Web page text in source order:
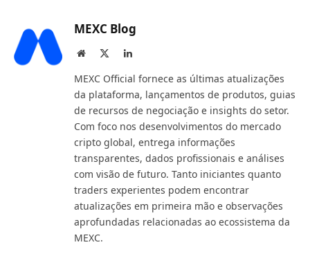
MEXC Blog
Website LinkedIn
MEXC Official fornece as últimas atualizações
da plataforma, lançamentos de produtos, guias
de recursos de negociação e insights do setor.
Com foco nos desenvolvimentos do mercado
cripto global, entrega informações
transparentes, dados profissionais e análises
com visão de futuro. Tanto iniciantes quanto
traders experientes podem encontrar
atualizações em primeira mão e observações
aprofundadas relacionadas ao ecossistema da
MEXC.